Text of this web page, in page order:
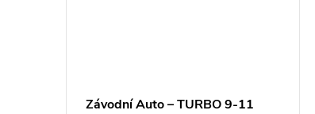
Závodní Auto – TURBO 9-11